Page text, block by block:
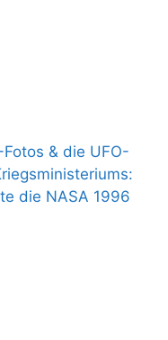
& die UFO-
die NASA 1996